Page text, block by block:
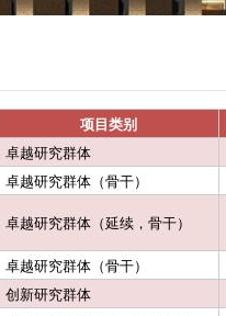
项目类别
卓越研究群体
卓越研究群体（骨干）
卓越研究群体（延续，骨干）
卓越研究群体（骨干）
创新研究群体